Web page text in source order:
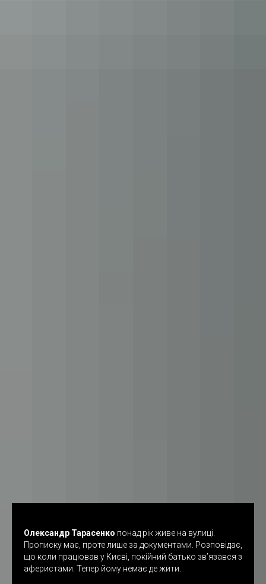
Олександр Тарасенко понад рік живе на вулиці.
Прописку має, проте лише за документами. Розповідає,
що коли працював у Києві, покійний батько зв’язався з
аферистами. Тепер йому немає де жити.